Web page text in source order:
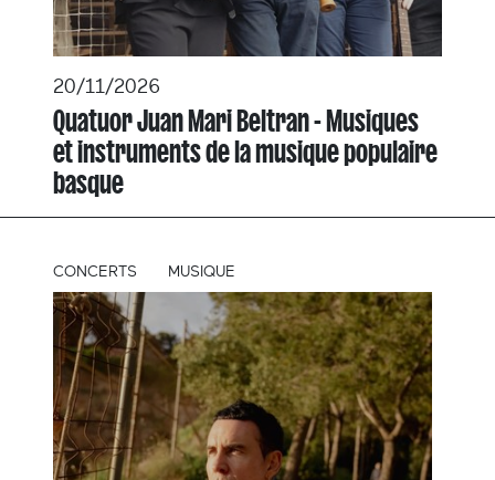
20/11/2026
Quatuor Juan Mari Beltran - Musiques
et instruments de la musique populaire
basque
CONCERTS MUSIQUE